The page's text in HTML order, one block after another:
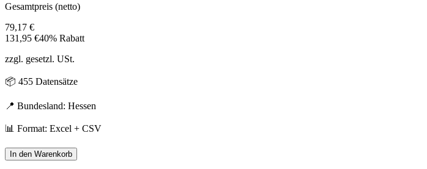
Gesamtpreis (netto)
79,17 €
131,95 €40% Rabatt
zzgl. gesetzl. USt.
📦 455 Datensätze
📍 Bundesland: Hessen
📊 Format: Excel + CSV
In den Warenkorb